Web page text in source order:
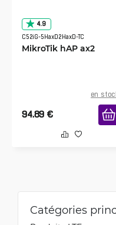
separate WIFI
4.9
C52iG-5HaxD2HaxD-TC
MikroTik hAP ax2
en
94.89 €
Catégories